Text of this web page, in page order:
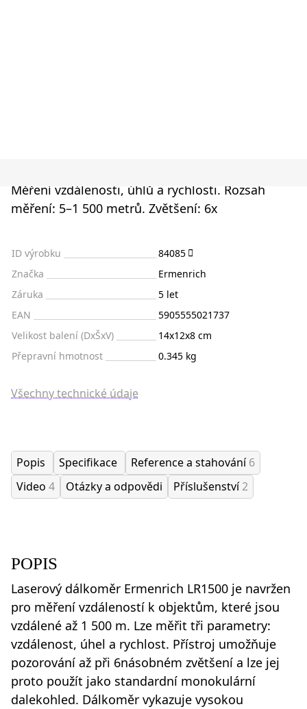
Měření vzdálenosti, úhlů a rychlosti. Rozsah
měření: 5–1 500 metrů. Zvětšení: 6x
ID výrobku
84085
Značka
Ermenrich
Záruka
5 let
EAN
5905555021737
Velikost balení (DxŠxV)
14x12x8 cm
Přepravní hmotnost
0.345 kg
Všechny technické údaje
Popis Specifikace Reference a stahování6
Video 4 Otázky a odpovědi Příslušenství2
POPIS
Laserový dálkoměr Ermenrich LR1500 je navržen
pro měření vzdáleností k objektům, které jsou
vzdálené až 1 500 m. Lze měřit tři parametry:
vzdálenost, úhel a rychlost. Přístroj umožňuje
pozorování až při 6násobném zvětšení a lze jej
proto použít jako standardní monokulární
dalekohled. Dálkoměr vykazuje vysokou